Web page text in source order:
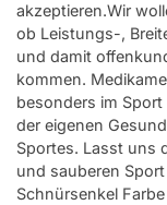
akzeptieren.Wir
ob Leistungs-,
und damit
kommen.
besonders im
der eigenen
Sportes. Lasst uns
und sauberen
Schnürsenkel